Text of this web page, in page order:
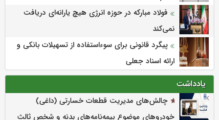
فولاد مبارکه در حوزه انرژی هیچ یارانه‌ای دریافت
نمی‌کند
پیگرد قانونی برای سوءاستفاده از تسهیلات بانکی و
ارائه اسناد جعلی
یادداشت
چالش‌های مدیریت قطعات خسارتی (داغی)
خودروهای موضوع بیمه‌نامه‌های بدنه و شخص ثالث